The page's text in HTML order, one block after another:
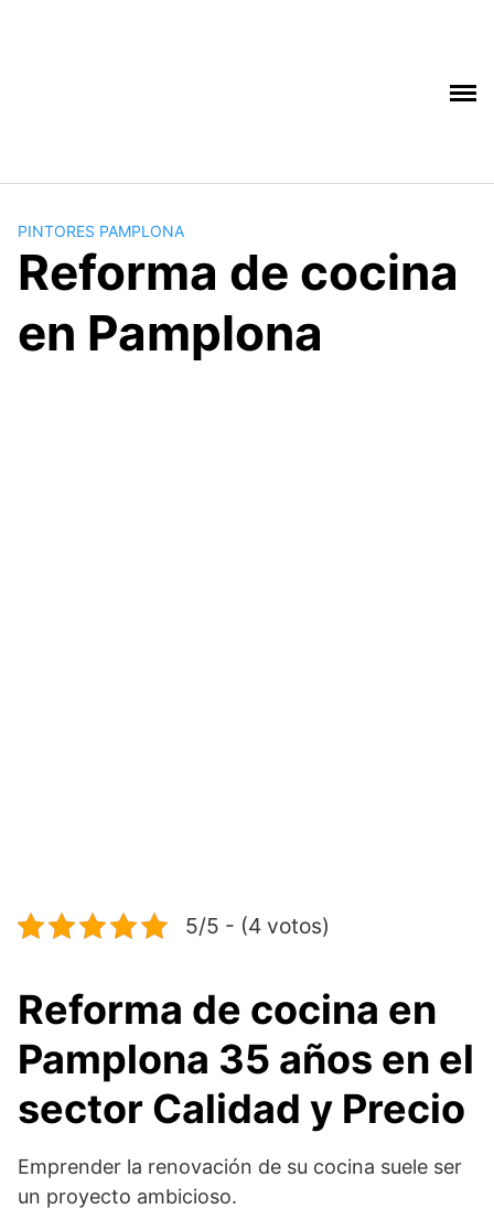
PINTORES PAMPLONA
Reforma de cocina
en Pamplona
5/5 - (4 votos)
Reforma de cocina en
Pamplona 35 años en el
sector Calidad y Precio
Emprender la renovación de su cocina suele ser
un proyecto ambicioso.